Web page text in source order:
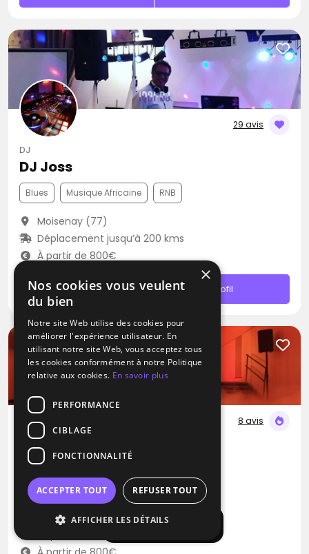
Afficher la carte
29 avis
DJ
DJ Joss
Blues Musique Africaine RNB
Moisenay (77)
Déplacement jusqu’à 200 kms
À partir de 800€
Contacter Profil
8 avis
DJ
Sound Prestige
Variété Internationale Disco Afro
Chauconin-Neufmontiers (77)
×
Nos cookies vous veulent
du bien
Notre site Web utilise des cookies pour
améliorer l'expérience utilisateur. En
utilisant notre site Web, vous acceptez tous
les cookies conformément à notre Politique
relative aux cookies. En savoir plus
PERFORMANCE
CIBLAGE
FONCTIONNALITÉ
ACCEPTER TOUT REFUSER TOUT
AFFICHER LES DÉTAILS